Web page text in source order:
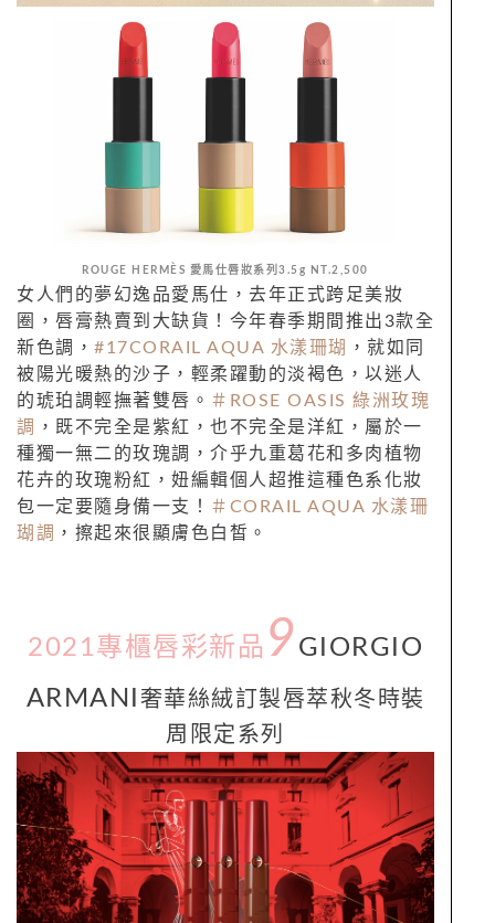
ROUGE HERMÈS 愛馬仕唇 妝系列3.5g NT.2,500
女人們的夢幻逸品愛馬仕，去年正式跨足美妝
圈，唇膏熱賣到大缺貨！今年春季期間推出3款全
新色調， #17CORAIL AQUA 水漾珊瑚
，就如同
被陽光暖熱的沙子，輕柔躍動的淡褐色，以迷人
的琥珀調輕撫著雙唇。 ＃ROSE OASIS 綠洲玫瑰
調
，既不完全是紫紅，也不完全是洋紅，屬於一
種獨一無二的玫瑰調，介乎九重葛花和多肉植物
花卉的玫瑰粉紅，妞編輯個人超推這種色系化妝
包一定要隨身備一支！
＃CORAIL AQUA 水漾珊
瑚調 ，擦起來很顯膚色白皙。
2021專櫃唇彩新品 9 GIORGIO
ARMANI
奢華絲絨訂製 唇萃秋冬時裝
周限定系列